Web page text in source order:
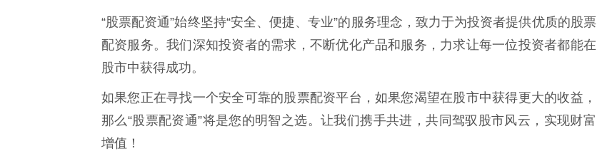
“股票配资通”始终坚持“安全、便捷、专业”的服务理念，致力于为投资者提供优质的股票
配资服务。我们深知投资者的需求，不断优化产品和服务，力求让每一位投资者都能在
股市中获得成功。
如果您正在寻找一个安全可靠的股票配资平台，如果您渴望在股市中获得更大的收益，
那么“股票配资通”将是您的明智之选。让我们携手共进，共同驾驭股市风云，实现财富
增值！